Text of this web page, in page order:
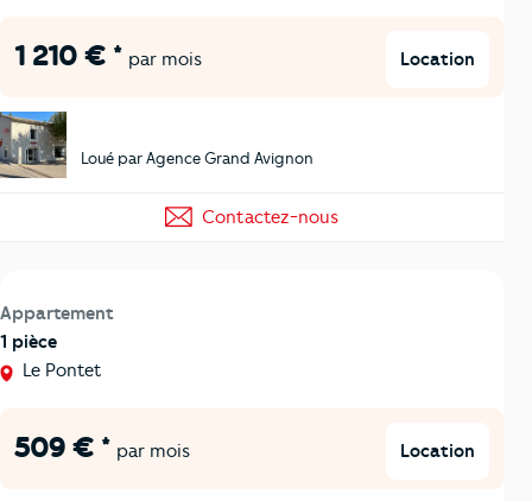
1 210 € * par mois Location
Loué par Agence Grand Avignon
Contactez-nous
Appartement
1 pièce
Le Pontet
509 € * par mois Location